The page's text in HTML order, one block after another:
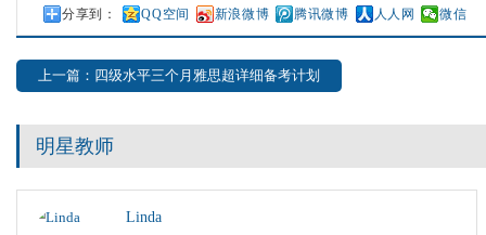
分享到： QQ空间 新浪微博 腾讯微博 人人网 微信
上一篇：四级水平三个月雅思超详细备考计划
明星教师
Linda